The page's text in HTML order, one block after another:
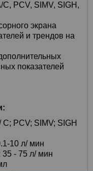
PCV, SIMV, SIGH,
экрана
и трендов на
показателей
PCV; SIMV; SIGH
10 л/ мин
35 - 75 л/ мин